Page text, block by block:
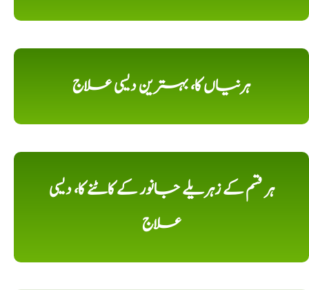
ہرنیاں کا، بہترین دیسی علاج
ہر قسم کے زہریلے جانور کے کاٹنے کا، دیسی
علاج